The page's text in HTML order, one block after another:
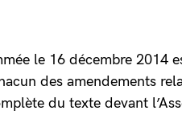
le 16 décembre 2014
des amendements
du texte devant